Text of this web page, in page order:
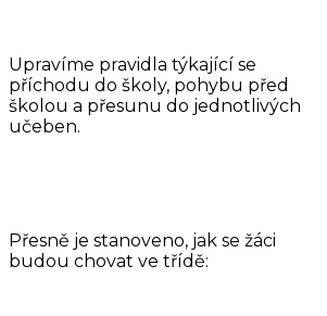
Upravíme pravidla týkající se
příchodu do školy, pohybu před
školou a přesunu do jednotlivých
učeben.
Přesně je stanoveno, jak se žáci
budou chovat ve třídě: